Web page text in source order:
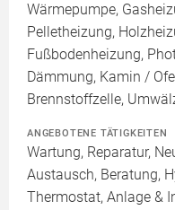
Wärmepumpe,
Pelletheizung,
Fußbodenheizung,
Dämmung, Kamin /
Brennstoffzelle,
ANGEBOTENE TÄTIGKEITEN
Wartung, Reparatur,
Austausch, Beratung,
Thermostat, Anlage &